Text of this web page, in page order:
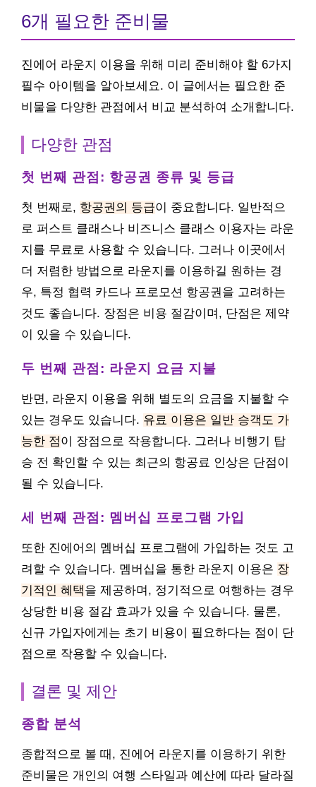
6개 필요한 준비물
진에어 라운지 이용을 위해 미리 준비해야 할 6가지
필수 아이템을 알아보세요. 이 글에서는 필요한 준
비물을 다양한 관점에서 비교 분석하여 소개합니다.
다양한 관점
첫 번째 관점: 항공권 종류 및 등급
첫 번째로, 항공권의 등급이 중요합니다. 일반적으
로 퍼스트 클래스나 비즈니스 클래스 이용자는 라운
지를 무료로 사용할 수 있습니다. 그러나 이곳에서
더 저렴한 방법으로 라운지를 이용하길 원하는 경
우, 특정 협력 카드나 프로모션 항공권을 고려하는
것도 좋습니다. 장점은 비용 절감이며, 단점은 제약
이 있을 수 있습니다.
두 번째 관점: 라운지 요금 지불
반면, 라운지 이용을 위해 별도의 요금을 지불할 수
있는 경우도 있습니다. 유료 이용은 일반 승객도 가
능한 점이 장점으로 작용합니다. 그러나 비행기 탑
승 전 확인할 수 있는 최근의 항공료 인상은 단점이
될 수 있습니다.
세 번째 관점: 멤버십 프로그램 가입
또한 진에어의 멤버십 프로그램에 가입하는 것도 고
려할 수 있습니다. 멤버십을 통한 라운지 이용은 장
기적인 혜택을 제공하며, 정기적으로 여행하는 경우
상당한 비용 절감 효과가 있을 수 있습니다. 물론,
신규 가입자에게는 초기 비용이 필요하다는 점이 단
점으로 작용할 수 있습니다.
결론 및 제안
종합 분석
종합적으로 볼 때, 진에어 라운지를 이용하기 위한
준비물은 개인의 여행 스타일과 예산에 따라 달라질